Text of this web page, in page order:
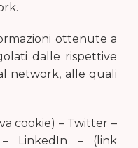
ottenute a
dalle rispettive
network, alle quali
cookie) – Twitter –
– LinkedIn – (link